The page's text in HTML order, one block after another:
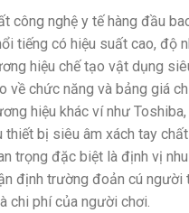
công nghệ y tế hàng đầu
tiếng có hiệu suất cao, độ
hiệu chế tạo vật dụng
về chức năng và bảng giá
hiệu khác ví như
bị siêu âm xách tay
trọng đặc biệt là định vị
định trường đoản cú
chi phí của người chơi.